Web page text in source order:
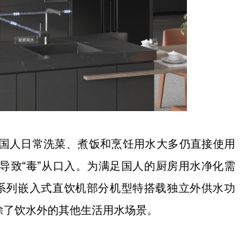
日常洗菜、煮饭和烹饪用水大多仍直接使用
致“毒”从口入。为满足国人的厨房用水净化需
嵌入式直饮机部分机型特搭载独立外供水功
饮水外的其他生活用水场景。